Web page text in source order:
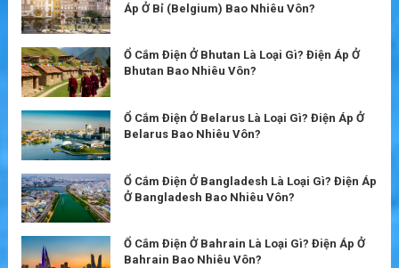
Áp Ở Bỉ (Belgium) Bao Nhiêu Vôn?
Ổ Cắm Điện Ở Bhutan Là Loại Gì? Điện Áp Ở
Bhutan Bao Nhiêu Vôn?
Ổ Cắm Điện Ở Belarus Là Loại Gì? Điện Áp Ở
Belarus Bao Nhiêu Vôn?
Ổ Cắm Điện Ở Bangladesh Là Loại Gì? Điện Áp
Ở Bangladesh Bao Nhiêu Vôn?
Ổ Cắm Điện Ở Bahrain Là Loại Gì? Điện Áp Ở
Bahrain Bao Nhiêu Vôn?